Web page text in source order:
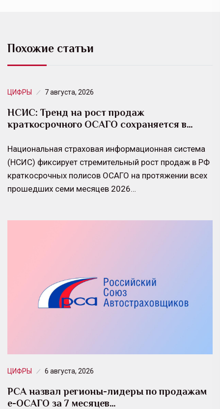
Похожие статьи
ЦИФРЫ 7 августа, 2026
НСИС: Тренд на рост продаж
краткосрочного ОСАГО сохраняется в…
Национальная страховая информационная система
(НСИС) фиксирует стремительный рост продаж в РФ
краткосрочных полисов ОСАГО на протяжении всех
прошедших семи месяцев 2026…
ЦИФРЫ 6 августа, 2026
РСА назвал регионы-лидеры по продажам
е-ОСАГО за 7 месяцев…